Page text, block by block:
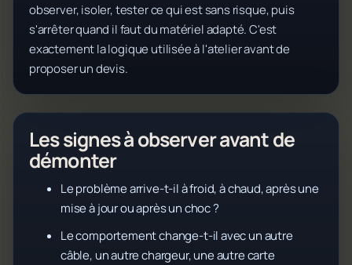
observer, isoler, tester ce qui est sans risque, puis
s'arrêter quand il faut du matériel adapté. C'est
exactement la logique utilisée à l'atelier avant de
proposer un devis.
Les signes à observer avant de
démonter
Le problème arrive-t-il à froid, à chaud, après une
mise à jour ou après un choc ?
Le comportement change-t-il avec un autre
câble, un autre chargeur, une autre carte